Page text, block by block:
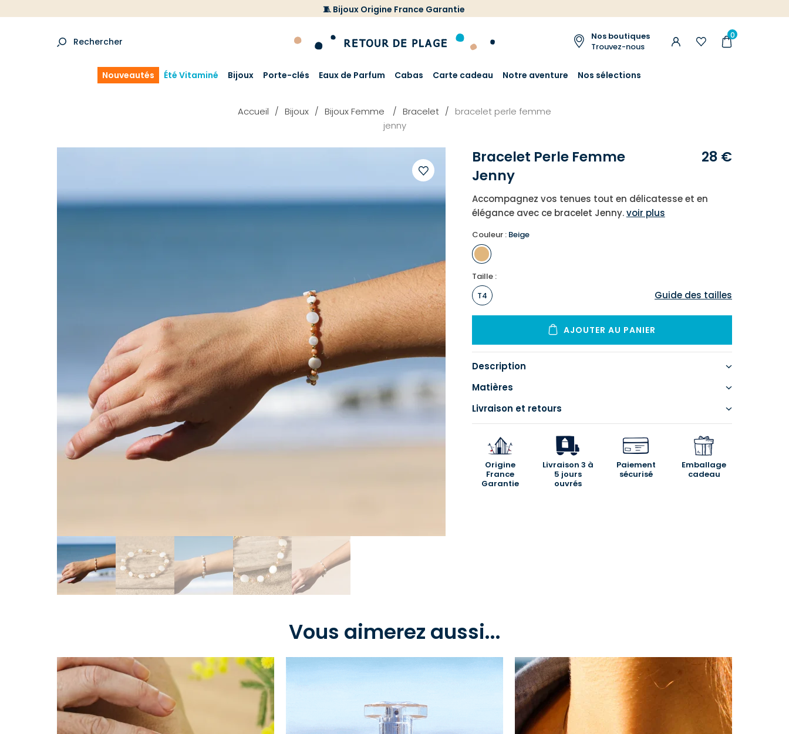
🧵 Bijoux Origine France Garantie
Rechercher
Nos boutiques
Trouvez-nous
0
Nouveautés Été Vitaminé Bijoux Porte-clés Eaux de Parfum Cabas Carte cadeau Notre aventure Nos sélections
Accueil Bijoux Bijoux Femme Bracelet
bracelet perle femme
jenny
Ajouter
à
Bracelet Perle Femme
Jenny
28 €
Accompagnez vos tenues tout en délicatesse et en
élégance avec ce bracelet Jenny.voir plus
Couleur : Beige
Taille :
T4
Guide des tailles
AJOUTER AU PANIER
Description
Matières
Livraison et retours
Origine
France
Garantie
Livraison 3 à
5 jours
ouvrés
Paiement
sécurisé
Emballage
cadeau
Vous aimerez aussi...